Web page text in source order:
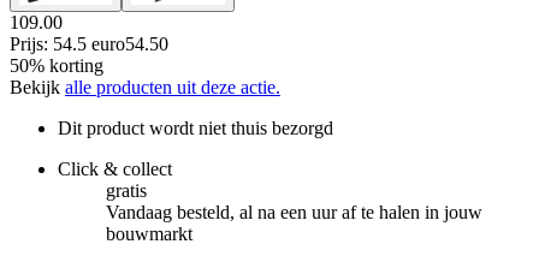
109.00
Prijs: 54.5 euro54.50
50% korting
Bekijk alle producten uit deze actie.
Dit product wordt niet thuis bezorgd
Click & collect
gratis
Vandaag besteld, al na een uur af te halen in jouw
bouwmarkt